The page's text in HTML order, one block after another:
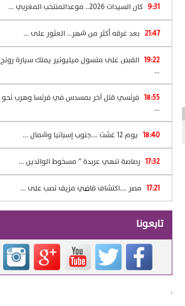
9:31 كان السيدات 2026.. موعدالمنتخب المغربي ...
21:47 بعد غرقه أكثر من شهر… العثور على ...
19:22 القبض على متسول ميليونير يملك سيارة رونج
...
18:55 فرنسي قتل آخر بمسدس في فرنسا وهرب نحو
...
18:40 يوم 12 غشت ….جنوب إسبانيا وشمال ...
17:32 رصاصة تنهي عربدة ” مسخوط الوالدين ...
17:21 مصر ….اكتشاف قاضي مزيف نصب على ...
تابعونا
.